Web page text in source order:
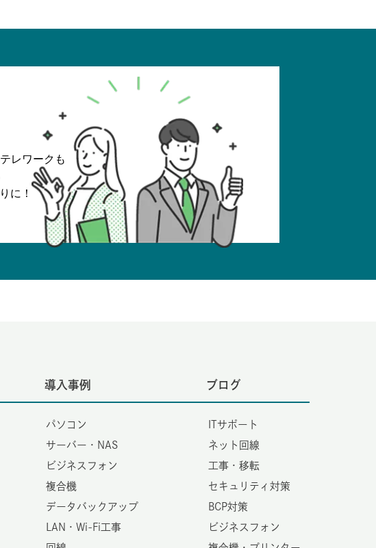
レワークも
に！
導入事例 ブログ
パソコン
サーバー・NAS
ビジネスフォン
複合機
データバックアップ
LAN・Wi-Fi工事
ITサポート
ネット回線
工事・移転
セキュリティ対策
BCP対策
ビジネスフォン